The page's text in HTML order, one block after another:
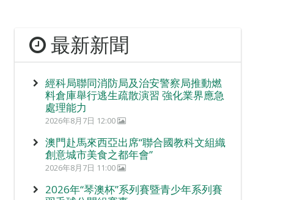
最新新聞
經科局聯同消防局及治安警察局推動燃
料倉庫舉行逃生疏散演習 強化業界應急
處理能力
2026年8月7日 12:00
澳門赴馬來西亞出席“聯合國教科文組織
創意城市美食之都年會”
2026年8月7日 11:00
2026年“琴澳杯”系列賽暨青少年系列賽